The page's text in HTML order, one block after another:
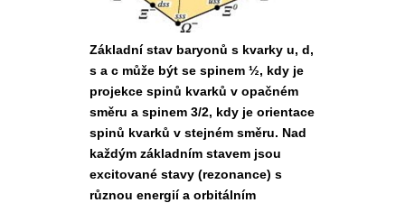
Základní stav baryonů s kvarky u, d,
s a c může být se spinem ½, kdy je
projekce spinů kvarků v opačném
směru a spinem 3/2, kdy je orientace
spinů kvarků v stejném směru. Nad
každým základním stavem jsou
excitované stavy (rezonance) s
různou energií a orbitálním